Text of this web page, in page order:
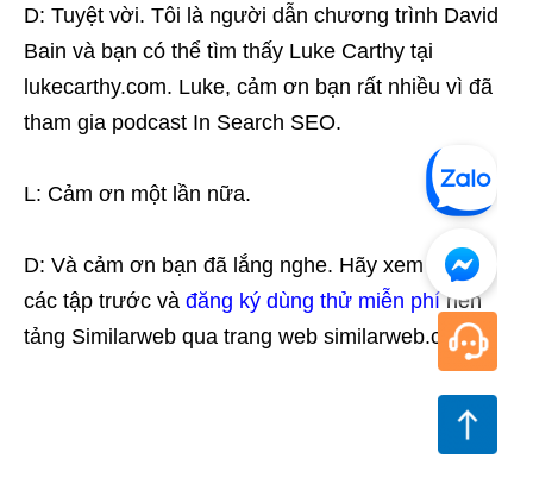
D: Tuyệt vời. Tôi là người dẫn chương trình David
Bain và bạn có thể tìm thấy Luke Carthy tại
lukecarthy.com. Luke, cảm ơn bạn rất nhiều vì đã
tham gia podcast In Search SEO.
L: Cảm ơn một lần nữa.
D: Và cảm ơn bạn đã lắng nghe. Hãy xem tất cả
các tập trước và đăng ký dùng thử miễn phínền
tảng Similarweb qua trang web similarweb.com.